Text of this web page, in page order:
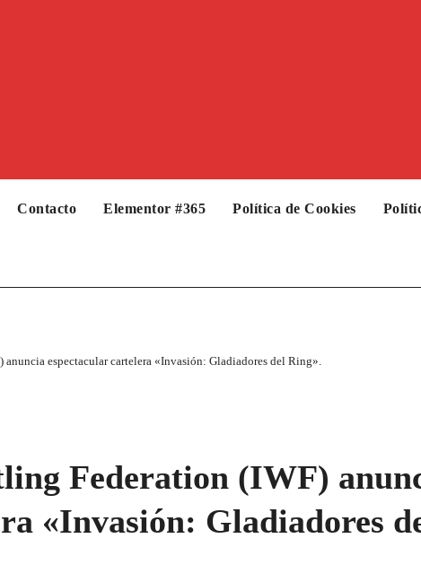
Contacto Elementor #365 Política de Cookies
espectacular cartelera «Invasión: Gladiadores del Ring».
Federation (IWF)
«Invasión: Gladiadores